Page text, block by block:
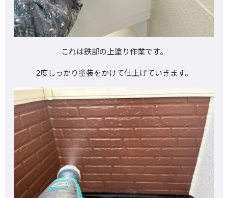
これは鉄部の上塗り作業です。
2度しっかり塗装をかけて仕上げていきます。